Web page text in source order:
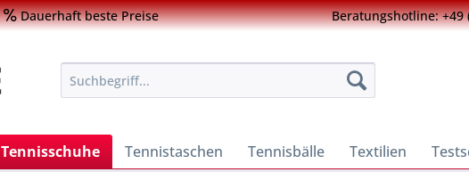
Dauerhaft beste Preise Beratungshotline: +49
Tennisschuhe Tennistaschen Tennisbälle Textilien